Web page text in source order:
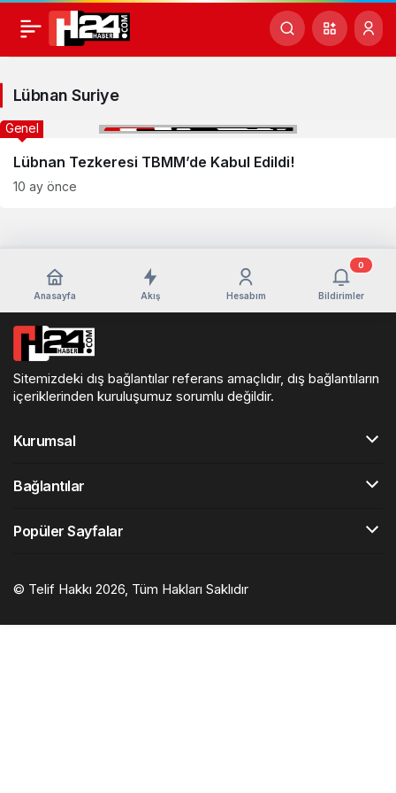
Lübnan
Suriye
Haberleri
Lübnan Suriye
Lübnan Tezkeresi TBMM’de Kabul Edildi!
Genel
10 ay önce
Anasayfa Akış Hesabım Bildirimler
0
Sitemizdeki dış bağlantılar referans amaçlıdır, dış bağlantıların
içeriklerinden kuruluşumuz sorumlu değildir.
Kurumsal
Bağlantılar
Popüler Sayfalar
© Telif Hakkı 2026, Tüm Hakları Saklıdır